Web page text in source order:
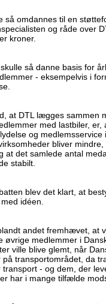
så omdannes til en
og råde over
kroner.
så danne basis for
- eksempelvis i
at DTL lægges sammen
med lastbiler,
og
bliver
at det samlede antal
stabilt.
blev det klart, at
idéen.
andet fremhævet, at
øvrige medlemmer i
ville blive glemt, når
på transportområdet, da
transport - og dem, der
har i mange tilfælde